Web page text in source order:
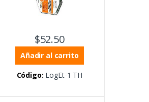
$52.50
Añadir al carrito
Código: LogEt-1 TH